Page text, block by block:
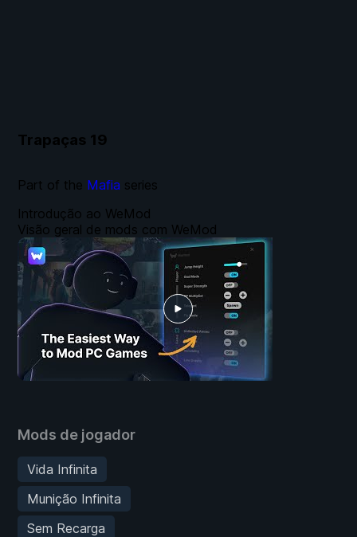
Trapaças 19
Mods de jogador
Vida Infinita
Munição Infinita
Sem Recarga
Introdução ao WeMod
Visão geral de mods com WeMod
Part of the Mafia series